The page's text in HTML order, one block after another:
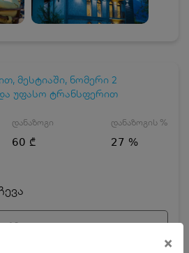
×
მესტიაში, ნომერი 2
უფასო ტრანსფერით
დანაზოგი
60 ₾
დანაზოგის %
27 %